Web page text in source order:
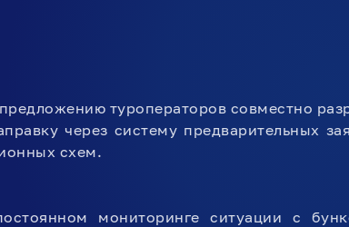
туроператоров совместно
через систему предварительных
схем.
мониторинге ситуации с